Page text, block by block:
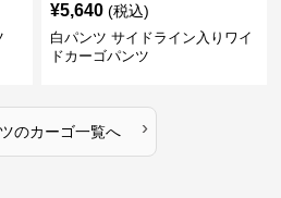
¥5,640 (税込)
白パンツ サイドライン入りワイ
ドカーゴパンツ
のカーゴ一覧へ ›